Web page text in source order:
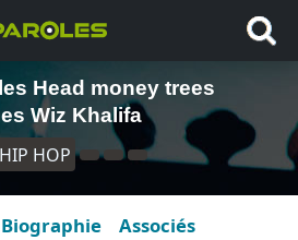
Head money trees
Wiz Khalifa
HOP
Biographie Associés